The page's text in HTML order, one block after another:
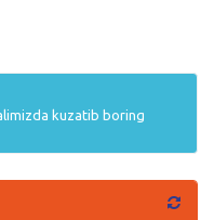
kuzatib boring